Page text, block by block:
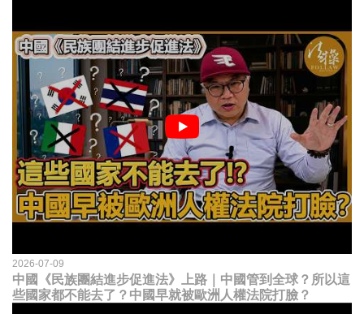
2026-07-09
中國《民族團結進步促進法》上路｜中國管到全球？所以這
些國家都不能去了？中國早就被歐洲人權法院打臉？